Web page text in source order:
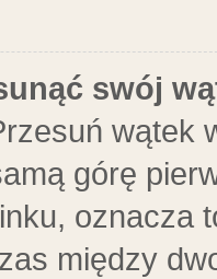
swój
wątek
górę
oznacza
między